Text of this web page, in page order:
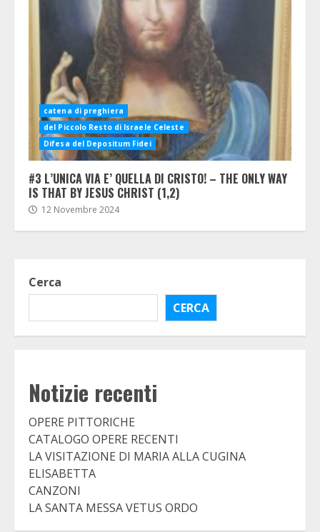
catena di preghiera
del Piccolo Resto di Israele Celeste
Difesa del Depositum Fidei
#3 L’UNICA VIA E’ QUELLA DI CRISTO! – THE ONLY WAY
IS THAT BY JESUS CHRIST (1,2)
12 Novembre 2024
Cerca
CERCA
Notizie recenti
OPERE PITTORICHE
CATALOGO OPERE RECENTI
LA VISITAZIONE DI MARIA ALLA CUGINA
ELISABETTA
CANZONI
LA SANTA MESSA VETUS ORDO